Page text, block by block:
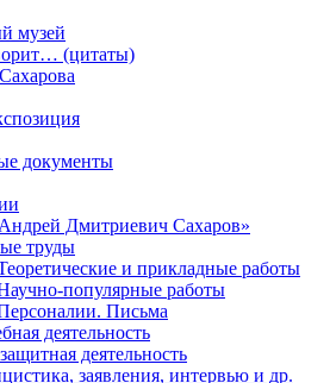
музей
(цитаты)
документы
Дмитриевич Сахаров»
труды
и прикладные работы
популярные работы
Письма
деятельность
деятельность
заявления, интервью и др.